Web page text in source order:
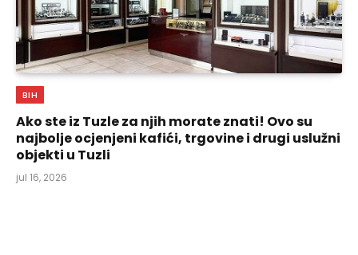
BIH
Ako ste iz Tuzle za njih morate znati! Ovo su
najbolje ocjenjeni kafići, trgovine i drugi uslužni
objekti u Tuzli
jul 16, 2026